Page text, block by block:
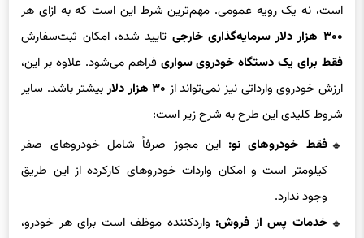
است، نه یک رویه عمومی. مهم‌ترین شرط این است که به ازای هر
۳۰۰ هزار دلار سرمایه‌گذاری خارجی
تایید شده، امکان ثبت‌سفارش
فقط برای یک دستگاه خودروی سواری فراهم می‌شود. علاوه بر این،
ارزش خودروی وارداتی نیز نمی‌تواند از ۳۰ هزار دلار
بیشتر باشد. سایر
شروط کلیدی این طرح به شرح زیر است:
فقط خودروهای نو: این مجوز صرفاً شامل خودروهای صفر
کیلومتر است و امکان واردات خودروهای کارکرده از این طریق
وجود ندارد.
خدمات پس از فروش: واردکننده موظف است برای هر خودرو،